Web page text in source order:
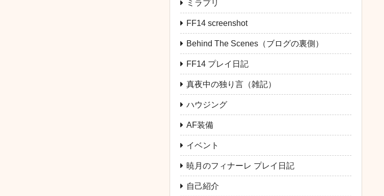
ミラプリ
FF14 screenshot
Behind The Scenes（ブログの裏側）
FF14 プレイ日記
真夜中の独り言（雑記）
ハウジング
AF装備
イベント
暁月のフィナーレ プレイ日記
自己紹介